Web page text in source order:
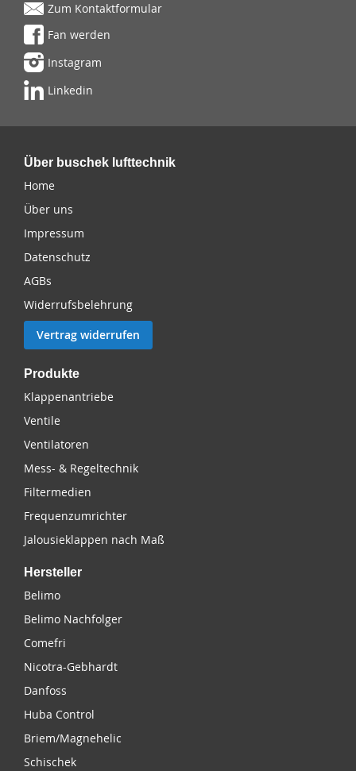
Zum Kontaktformular
Fan werden
Instagram
Linkedin
Über buschek lufttechnik
Home
Über uns
Impressum
Datenschutz
AGBs
Widerrufsbelehrung
Vertrag widerrufen
Produkte
Klappenantriebe
Ventile
Ventilatoren
Mess- & Regeltechnik
Filtermedien
Frequenzumrichter
Jalousieklappen nach Maß
Hersteller
Belimo
Belimo Nachfolger
Comefri
Nicotra-Gebhardt
Danfoss
Huba Control
Briem/Magnehelic
Schischek